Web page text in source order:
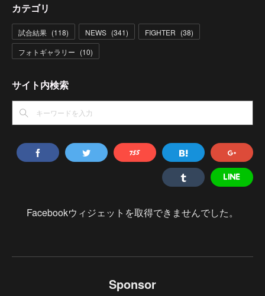
カテゴリ
試合結果 (118) NEWS (341) FIGHTER (38)
フォトギャラリー (10)
サイト内検索
Facebookウィジェットを取得できませんでした。
Sponsor